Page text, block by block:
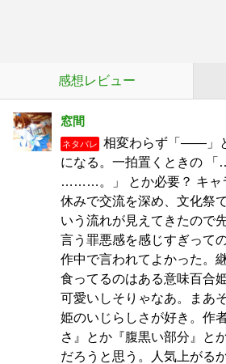
感想レビュー
窓間
ネタバレ
相変わらず「――」
になる。一拍置くときの
………。」 とか必要？ キャ
休みで交流を深め、文化祭
いう流れが見えてきたので
言う罪悪感を感じすぎって
作中で言われてよかった。
食ってるのはある意味百合
可愛いしそりゃなあ。まあ
姫のいじらしさが好き。作
さ』とか『腹黒い部分』と
だろうと思う。人気上がる